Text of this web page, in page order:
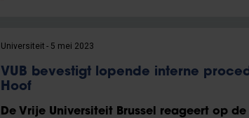
Universiteit 5 mei 2023
VUB bevestigt lopende interne
Hoof
De Vrije Universiteit Brussel reageert op